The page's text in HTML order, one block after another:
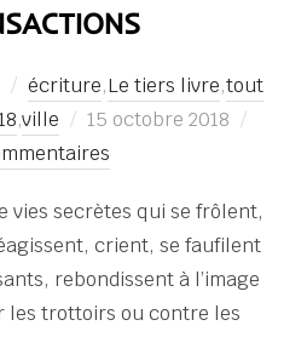
écriture,Le tiers livre,tout
,ville
Publié
le
15 octobre 2018
vies secrètes qui se frôlent,
crient, se faufilent
rebondissent à l’image
les trottoirs ou contre les